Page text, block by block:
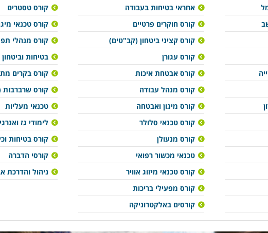
אחראי בטיחות בעבודה
קורס חוקרים פרטיים
קורס קציני ביטחון (קב"טים)
קורס עגורן
קורס אבטחת איכות
קורס מנהל עבודה
קורס מיגון ואבטחה
קורס טכנאי סלולר
קורס מנעולן
טכנאי מכשור רפואי
קורס טכנאי מיזוג אוויר
קורס מפעילי בריכות
קורסים באלקטרוניקה
קורס טסטרים
קורס טכנאי
קורס מנהלי
בטיחות וביטחון
קורס בקרים
קורס שרברבות
טכנאי מעליות
לימודי גז
קורס בטיחות
קורסי הדברה
ניהול והדרכת